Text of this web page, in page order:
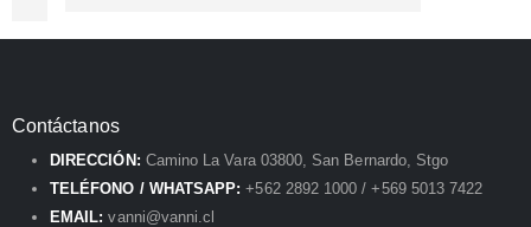
Contáctanos
DIRECCIÓN: Camino La Vara 03800, San Bernardo, Stgo
TELÉFONO / WHATSAPP: +562 2892 1000 / +569 5013 7422
EMAIL: vanni@vanni.cl